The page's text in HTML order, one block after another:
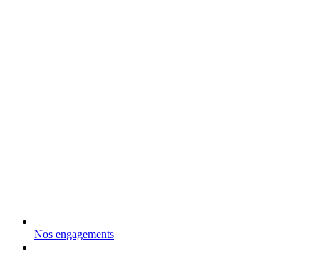
Nos engagements